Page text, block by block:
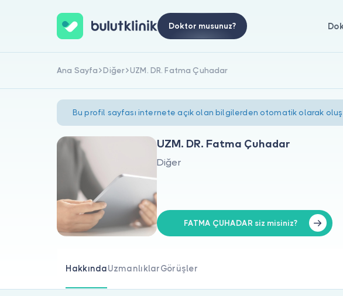
Doktor musunuz?
Ana Sayfa Diğer UZM. DR. Fatma Çuhadar
Bu profil sayfası internete açık olan bilgilerden otomatik olarak
UZM. DR. Fatma Çuhadar
Diğer
FATMA ÇUHADAR siz misiniz?
HakkındaUzmanlıklarGörüşler